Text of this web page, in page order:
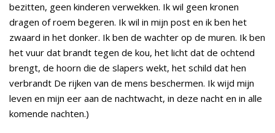
bezitten, geen kinderen verwekken. Ik wil geen kronen
dragen of roem begeren. Ik wil in mijn post en ik ben het
zwaard in het donker. Ik ben de wachter op de muren. Ik ben
het vuur dat brandt tegen de kou, het licht dat de ochtend
brengt, de hoorn die de slapers wekt, het schild dat hen
verbrandt De rijken van de mens beschermen. Ik wijd mijn
leven en mijn eer aan de nachtwacht, in deze nacht en in alle
komende nachten.)